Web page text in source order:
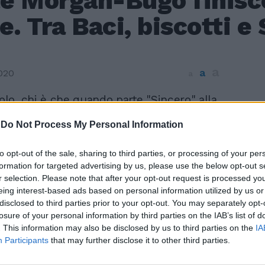
Do Not Process My Personal Information
opt-out of the sale, sharing to third parties, or processing of your
for targeted advertising by us, please use the below opt-out
selection. Please note that after your opt-out request is processed
interest-based ads based on personal information utilized by us
to third parties prior to your opt-out. You may separately
of your personal information by third parties on the IAB’s list of
This information may also be disclosed by us to third parties on the
Participants that may further disclose it to other third parties.
Tra Baci, biscotti e
a
chi è che quando parte "Sincero" alla
"punire" Bugo, suo partner al 70mo
La tua brutta figura di ieri sera, la tua
la tua arroganza...". Comunque la si
tra i due artisti, è innegabile che i versi
sulle scale dell'Ariston da Marco
Morgan abbiano conquistato la rete
vignette che invadono i social. Leggi
e Bugo spunta la verità di Savino Il
virale con i Baci Perugina, biscotti,